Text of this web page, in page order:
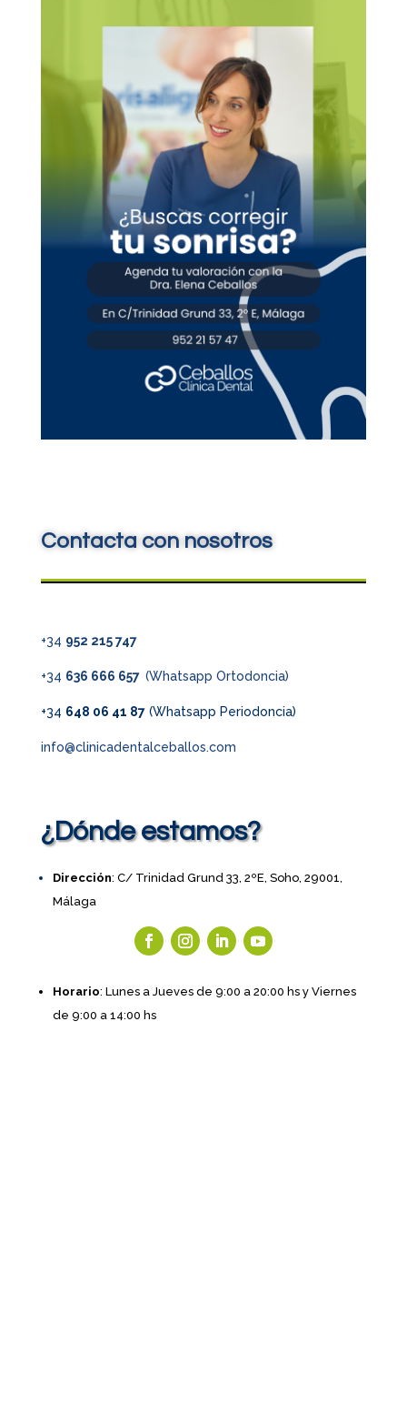
Contacta con nosotros
+34 952 215 747
+34 636 666 657 (Whatsapp Ortodoncia)
+34 648 06 41 87(Whatsapp Periodoncia)
info@clinicadentalceballos.com
¿Dónde estamos?
Dirección: C/ Trinidad Grund 33, 2ºE, Soho, 29001,
Málaga
Horario: Lunes a Jueves de 9:00 a 20:00 hs y Viernes
de 9:00 a 14:00 hs